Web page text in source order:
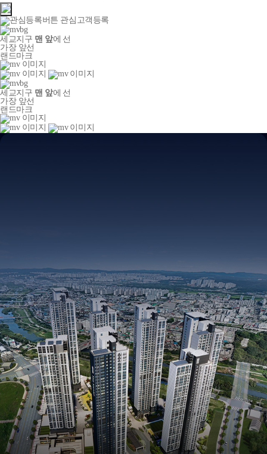
관심고객등록
세교지구 맨 앞에 선
가장 앞선
랜드마크
세교지구 맨 앞에 선
가장 앞선
랜드마크